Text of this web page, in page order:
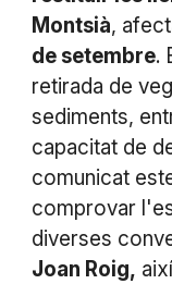
Montsià,
de setembre.
retirada de
sediments,
capacitat de
comunicat
comprovar
diverses
Joan Roig,